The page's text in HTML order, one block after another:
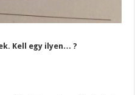
Kell egy ilyen… ?